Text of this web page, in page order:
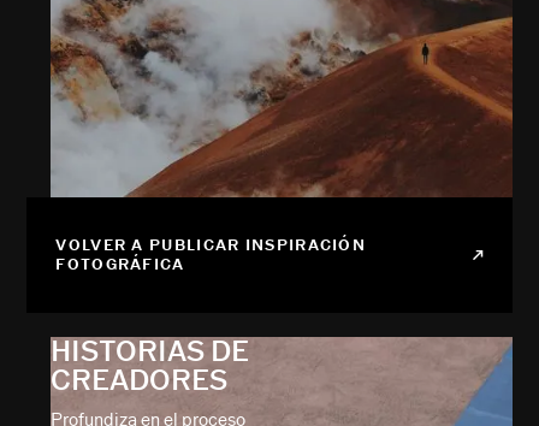
VOLVER A PUBLICAR INSPIRACIÓN
FOTOGRÁFICA
HISTORIAS DE
CREADORES
Profundiza en el proceso